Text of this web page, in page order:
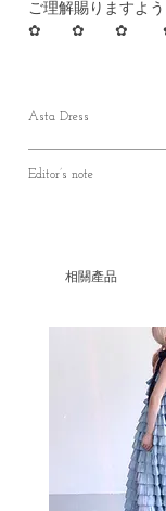
ご理解賜りますよ
✿ ✿ ✿
Asta Dress
*（製作期約30至40
order.Please read the
請慎重考慮尺寸，
造，所以尺寸會又少
Atelier de Charlotte
✿ ✿ ✿ ✿ ✿ ✿ ✿ ✿
✿ length: 112 cm
✿ Waist: Free Size
Editor’s note
✿厚度適中，Asta
主調的花紋- Agueda
✿一年四季也可以
可以，冬天時可以
✿這個款式是我長
吊帶調短一點可以
恤，冬天時我比較
然後內穿一件高領
分推薦Kea Comfy
相關產品